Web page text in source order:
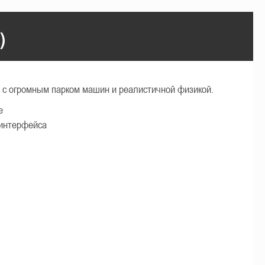
с огромным парком машин и реалистичной физикой.